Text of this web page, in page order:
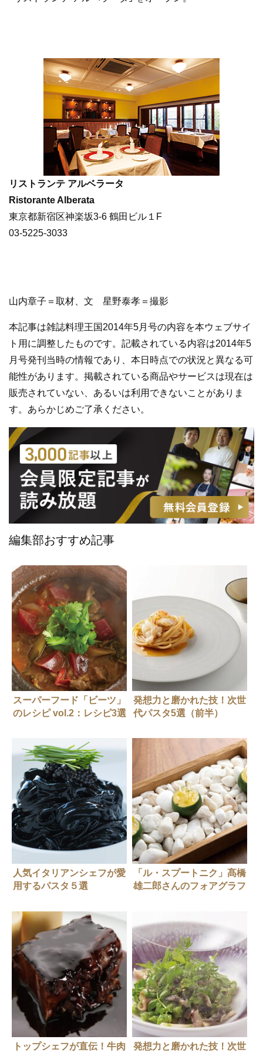
リストランテ アルベラータ
Ristorante Alberata
東京都新宿区神楽坂3-6 鶴田ビル１F
03-5225-3033
山内章子＝取材、文 星野泰孝＝撮影
本記事は雑誌料理王国2014年5月号の内容を本ウェブサイ
ト用に調整したものです。記載されている内容は2014年5
月号発刊当時の情報であり、本日時点での状況と異なる可
能性があります。掲載されている商品やサービスは現在は
販売されていない、あるいは利用できないことがありま
す。あらかじめご了承ください。
編集部おすすめ記事
スーパーフード「ビーツ」
のレシピ vol.2：レシピ3選
発想力と磨かれた技！次世
代パスタ5選（前半）
人気イタリアンシェフが愛
用するパスタ５選
「ル・スプートニク」髙橋
雄二郎さんのフォアグラフ
トップシェフが直伝！牛肉 発想力と磨かれた技！次世